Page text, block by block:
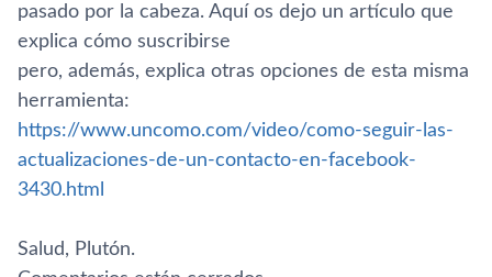
pasado por la cabeza. Aquí­ os dejo un artí­culo que
explica cómo suscribirse
pero, además, explica otras opciones de esta misma
herramienta:
https://www.uncomo.com/video/como-seguir-las-
actualizaciones-de-un-contacto-en-facebook-
3430.html
Salud, Plutón.